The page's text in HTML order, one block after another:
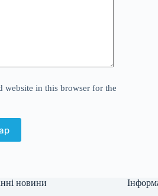
website in this browser for the
новини